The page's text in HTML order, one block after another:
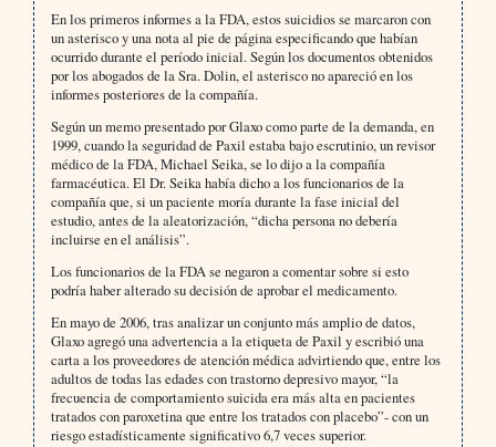
En los primeros informes a la FDA, estos suicidios se marcaron con
un asterisco y una nota al pie de página especificando que habían
ocurrido durante el período inicial. Según los documentos obtenidos
por los abogados de la Sra. Dolin, el asterisco no apareció en los
informes posteriores de la compañía.
Según un memo presentado por Glaxo como parte de la demanda, en
1999, cuando la seguridad de Paxil estaba bajo escrutinio, un revisor
médico de la FDA, Michael Seika, se lo dijo a la compañía
farmacéutica. El Dr. Seika había dicho a los funcionarios de la
compañía que, si un paciente moría durante la fase inicial del
estudio, antes de la aleatorización, “dicha persona no debería
incluirse en el análisis”.
Los funcionarios de la FDA se negaron a comentar sobre si esto
podría haber alterado su decisión de aprobar el medicamento.
En mayo de 2006, tras analizar un conjunto más amplio de datos,
Glaxo agregó una advertencia a la etiqueta de Paxil y escribió una
carta a los proveedores de atención médica advirtiendo que, entre los
adultos de todas las edades con trastorno depresivo mayor, “la
frecuencia de comportamiento suicida era más alta en pacientes
tratados con paroxetina que entre los tratados con placebo”- con un
riesgo estadísticamente significativo 6,7 veces superior.